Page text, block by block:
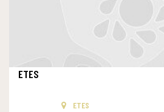
ETES
ETES